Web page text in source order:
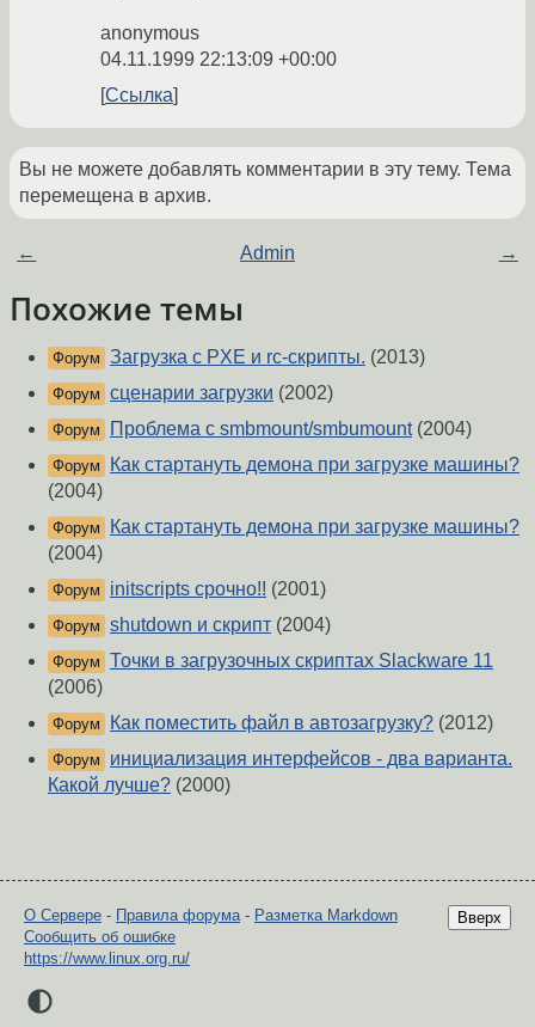
anonymous
04.11.1999 22:13:09 +00:00
Ссылка
Вы не можете добавлять комментарии в эту тему. Тема
перемещена в архив.
← Admin →
Похожие темы
Форум Загрузка с PXE и rc-скрипты. (2013)
Форум сценарии загрузки (2002)
Форум Проблема с smbmount/smbumount(2004)
Форум
Как стартануть демона при загрузке машины?
(2004)
Форум
Как стартануть демона при загрузке машины?
(2004)
Форум initscripts срочно!! (2001)
Форум shutdown и скрипт (2004)
Форум Точки в загрузочных скриптах Slackware 11
(2006)
Форум Как поместить файл в автозагрузку? (2012)
Форум
инициализация интерфейсов - два варианта.
Какой лучше? (2000)
Вверх
О Сервере - Правила форума- Разметка Markdown
Сообщить об ошибке
https://www.linux.org.ru/